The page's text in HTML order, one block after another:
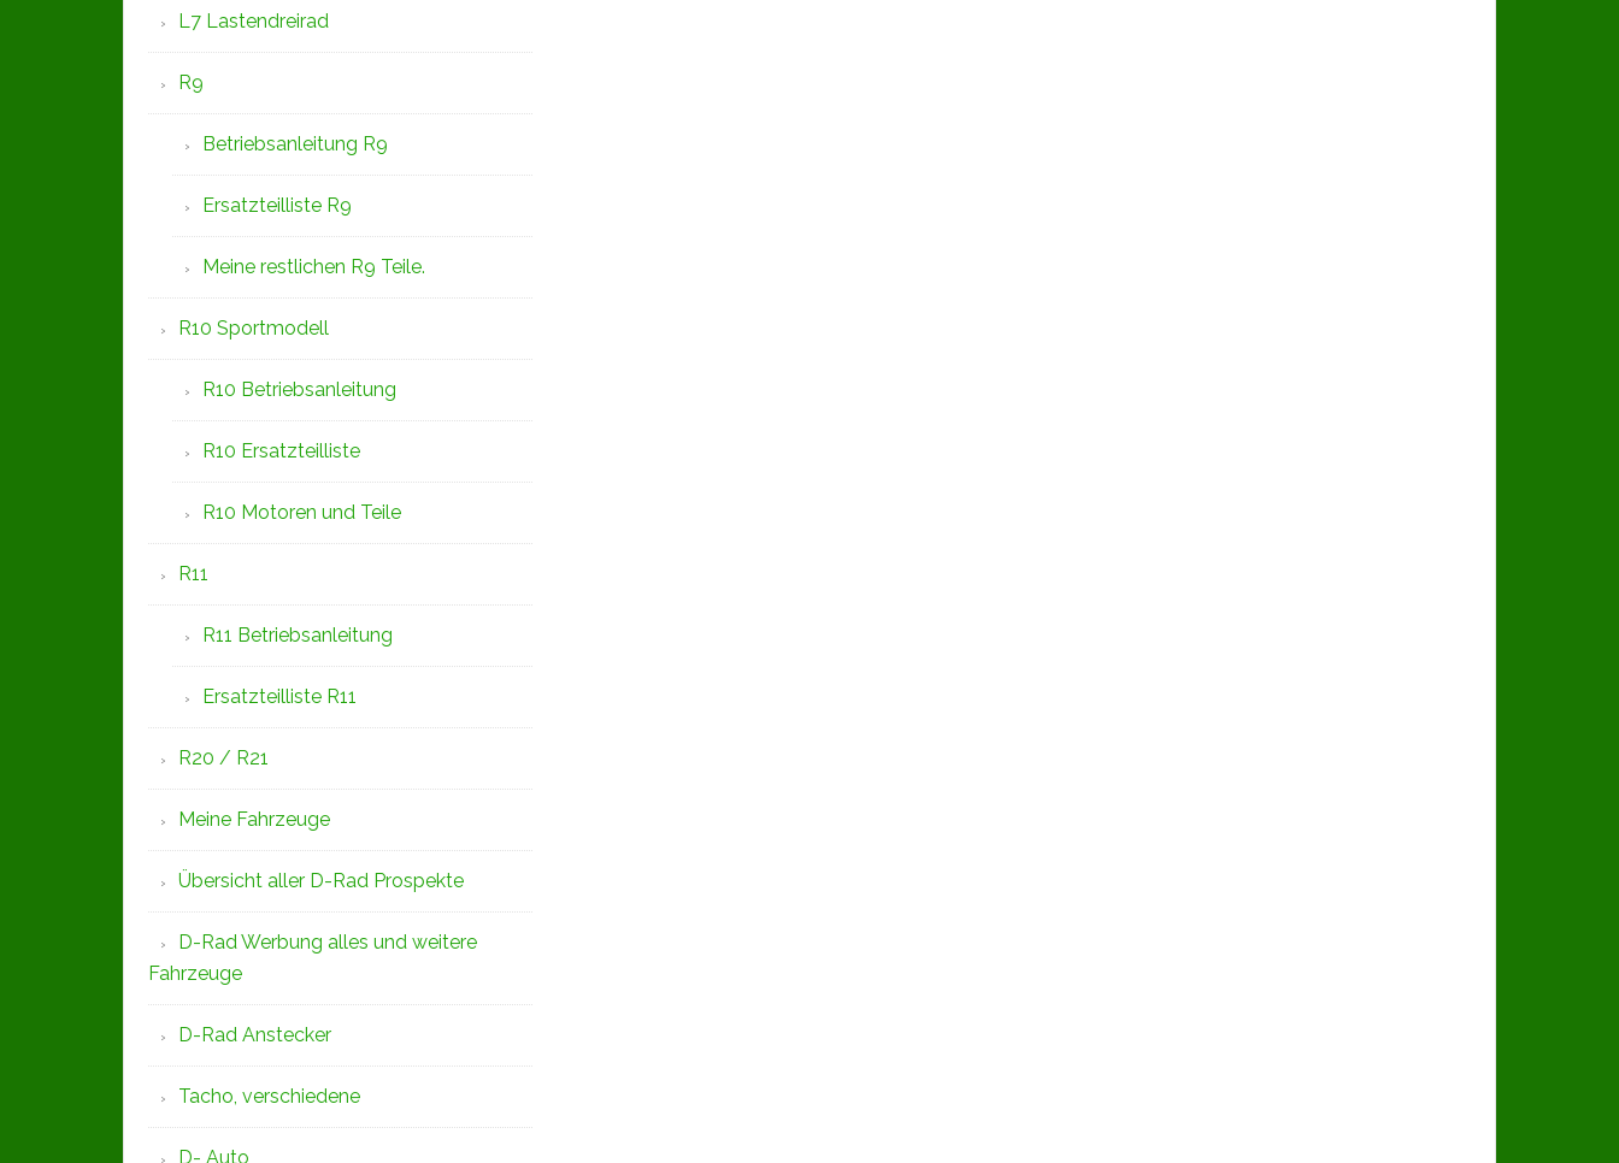
L7 Lastendreirad
R9
Betriebsanleitung R9
Ersatzteilliste R9
Meine restlichen R9 Teile.
R10 Sportmodell
R10 Betriebsanleitung
R10 Ersatzteilliste
R10 Motoren und Teile
R11
R11 Betriebsanleitung
Ersatzteilliste R11
R20 / R21
Meine Fahrzeuge
Übersicht aller D-Rad Prospekte
D-Rad Werbung alles und weitere
Fahrzeuge
D-Rad Anstecker
Tacho, verschiedene
D- Auto